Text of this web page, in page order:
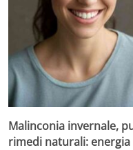
Malinconia invernale,
rimedi naturali: